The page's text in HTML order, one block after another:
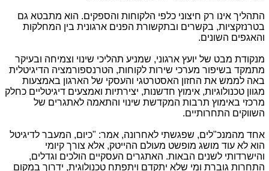
התהליך אינו רק חיצוני כלפי הלקוחות והספקים. הוא מתבטא גם
בטרנזקציות, בקשרים ובתקשורת הפנים ארגונית בין המחלקות
והאגפים השונים.
מנקודת מבט של יועץ ארגוני, שמניע תהליכי שינוי וצמיחה ובעיקר
מתמקד בשיפור מערכי שירות לקוחות, הטרנספורמציה הדיגיטלית
באה לממש את החזון האסטרטגי והעסקי של הארגון באמצעות
מגוון טכנולוגיות, אימוץ חדשנות, יצירתיות ואמצעים דיגיטליים כחלק
מרכזי באימוץ תרבות המקדשת שינוי והתאמה לאתגרים של
השווקים התחרותיים.
אחד מהמנכ"לים, שפגשתי לאחרונה, אמר: "כיום, המעבר לדיגיטל
הוא לא עוד מושג מופשט מעולם ההייטק, אלא צורך קיומי
והישרדותי לשנים הבאות. האתגרים העסקיים הולכים וגדלים,
התחרות גוברת ומי שלא יתקדם ויתפתח טכנולוגית, ידרוך במקום